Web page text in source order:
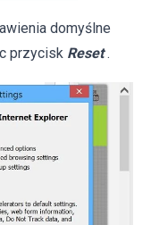
domyślne
przycisk Reset .